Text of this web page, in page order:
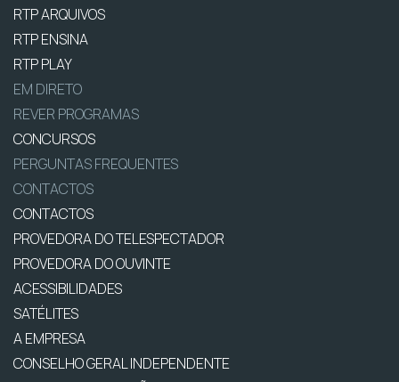
RTP ARQUIVOS
RTP ENSINA
RTP PLAY
EM DIRETO
REVER PROGRAMAS
CONCURSOS
PERGUNTAS FREQUENTES
CONTACTOS
CONTACTOS
PROVEDORA DO TELESPECTADOR
PROVEDORA DO OUVINTE
ACESSIBILIDADES
SATÉLITES
A EMPRESA
CONSELHO GERAL INDEPENDENTE